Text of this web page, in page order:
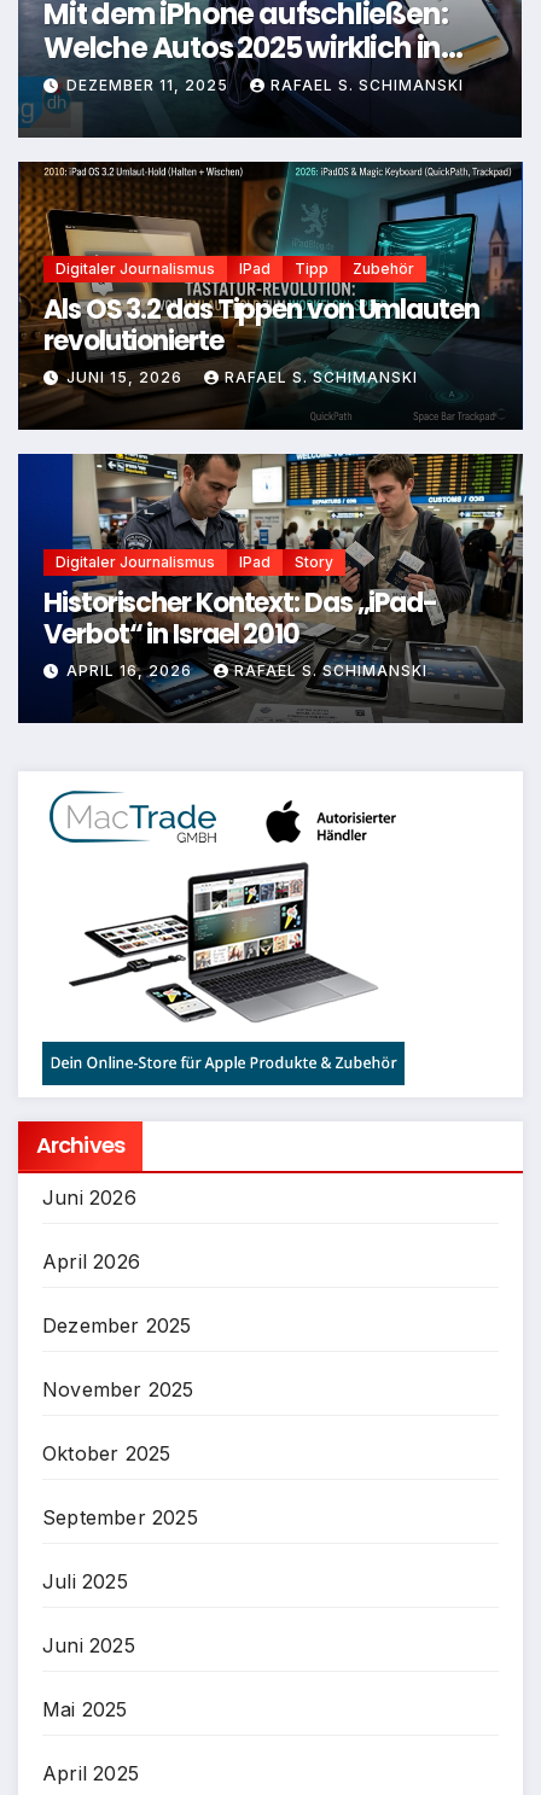
Mit dem iPhone aufschließen:
Welche Autos 2025 wirklich in
deine Apple-Welt passen
DEZEMBER 11, 2025 RAFAEL S. SCHIMANSKI
Digitaler Journalismus IPad Tipp Zubehör
Als OS 3.2 das Tippen von Umlauten
revolutionierte
JUNI 15, 2026 RAFAEL S. SCHIMANSKI
Digitaler Journalismus IPad Story
Historischer Kontext: Das „iPad-
Verbot“ in Israel 2010
APRIL 16, 2026 RAFAEL S. SCHIMANSKI
Archives
Juni 2026
April 2026
Dezember 2025
November 2025
Oktober 2025
September 2025
Juli 2025
Juni 2025
Mai 2025
April 2025